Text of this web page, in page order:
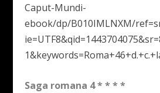
Caput-Mundi-
ebook/dp/B010IMLNXM/
Saga romana 4 * * * *